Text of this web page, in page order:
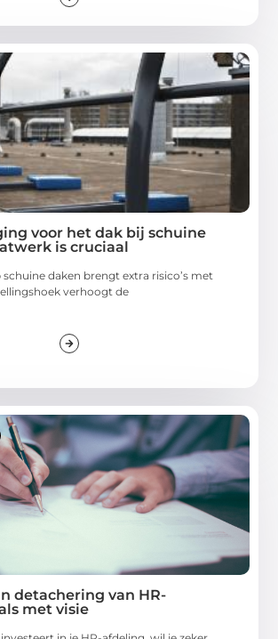
voor het dak bij schuine
is cruciaal
daken brengt extra risico’s met
verhoogt de
detachering van HR-
met visie